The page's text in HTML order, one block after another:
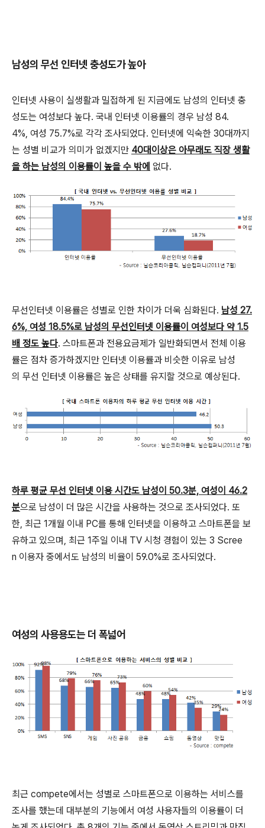
남성의 무선 인터넷 충성도가 높아
인터넷 사용이 실생활과 밀접하게 된 지금에도 남성의 인터넷 충
성도는 여성보다 높다. 국내 인터넷 이용률의 경우 남성 84.
4%, 여성 75.7%로 각각 조사되었다. 인터넷에 익숙한 30대까지
는 성별 비교가 의미가 없겠지만 40대이상은 아무래도 직장 생활
을 하는 남성의 이용률이 높을 수 밖에 없다.
무선인터넷 이용률은 성별로 인한 차이가 더욱 심화된다. 남성 27.
6%, 여성 18.5%로 남성의 무선인터넷 이용률이 여성보다 약 1.5
배 정도 높다. 스마트폰과 전용요금제가 일반화되면서 전체 이용
률은 점차 증가하겠지만 인터넷 이용률과 비슷한 이유로 남성
의 무선 인터넷 이용률은 높은 상태를 유지할 것으로 예상된다.
하루 평균 무선 인터넷 이용 시간도 남성이 50.3분, 여성이 46.2
분으로 남성이 더 많은 시간을 사용하는 것으로 조사되었다. 또
한, 최근 1개월 이내 PC를 통해 인터넷을 이용하고 스마트폰을 보
유하고 있으며, 최근 1주일 이내 TV 시청 경험이 있는 3 Scree
n 이용자 중에서도 남성의 비율이 59.0%로 조사되었다.
여성의 사용용도는 더 폭넓어
최근 compete에서는 성별로 스마트폰으로 이용하는 서비스를
조사를 했는데 대부분의 기능에서 여성 사용자들의 이용률이 더